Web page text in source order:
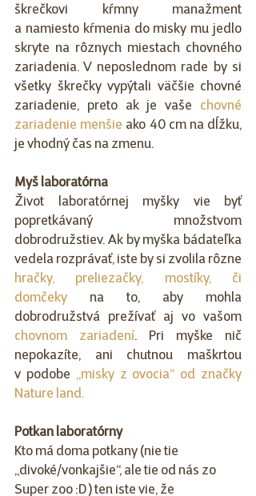
škrečkovi kŕmny manažment
a namiesto kŕmenia do misky mu jedlo
skryte na rôznych miestach chovného
zariadenia. V neposlednom rade by si
všetky škrečky vypýtali väčšie chovné
zariadenie, preto ak je vaše chovné
zariadenie menšie ako 40 cm na dĺžku,
je vhodný čas na zmenu.
Myš laboratórna
Život laboratórnej myšky vie byť
popretkávaný množstvom
dobrodružstiev. Ak by myška bádateľka
hračky, preliezačky, mostíky, či
domčeky na to, aby mohla
chovnom zariadení. Pri myške nič
nepokazíte, ani chutnou maškrtou
v podobe „misky z ovocia“ od značky
Nature land.
Potkan laboratórny
Kto má doma potkany (nie tie
„divoké/vonkajšie“, ale tie od nás zo
Super zoo :D ) ten iste vie, že